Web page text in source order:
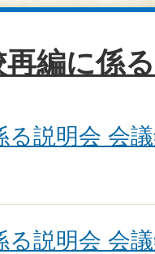
再編に係
る説明会 会
る説明会 会